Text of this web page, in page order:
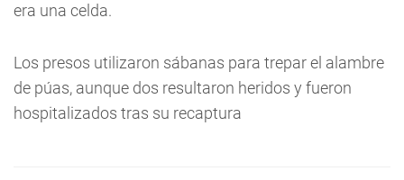
era una celda.
Los presos utilizaron sábanas para trepar el alambre
de púas, aunque dos resultaron heridos y fueron
hospitalizados tras su recaptura